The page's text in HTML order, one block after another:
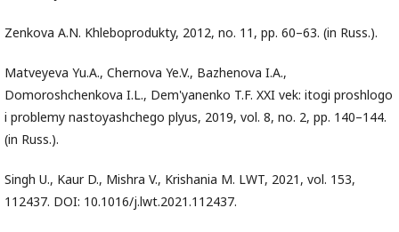
Zenkova A.N. Khleboprodukty, 2012, no. 11, pp. 60–63. (in Russ.).
Matveyeva Yu.A., Chernova Ye.V., Bazhenova I.A.,
Domoroshchenkova I.L., Dem'yanenko T.F. XXI vek: itogi proshlogo
i problemy nastoyashchego plyus, 2019, vol. 8, no. 2, pp. 140–144.
(in Russ.).
Singh U., Kaur D., Mishra V., Krishania M. LWT, 2021, vol. 153,
112437. DOI: 10.1016/j.lwt.2021.112437.